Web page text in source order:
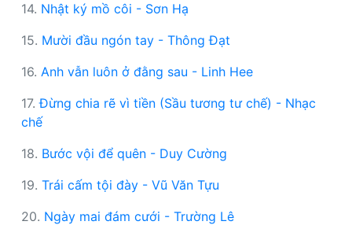
14. Nhật ký mồ côi - Sơn Hạ
15. Mười đầu ngón tay - Thông Đạt
16. Anh vẫn luôn ở đằng sau - Linh Hee
17.Đừng chia rẽ vì tiền (Sầu tương tư chế) - Nhạc
chế
18. Bước vội để quên - Duy Cường
19. Trái cấm tội đày - Vũ Văn Tựu
20. Ngày mai đám cưới - Trường Lê